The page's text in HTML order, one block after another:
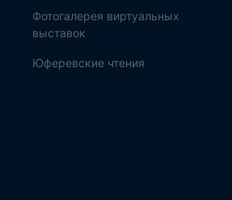
Фотогалерея виртуальных
выставок
Юферевские чтения